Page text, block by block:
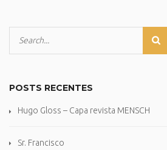
POSTS RECENTES
Hugo Gloss – Capa revista MENSCH
Sr. Francisco